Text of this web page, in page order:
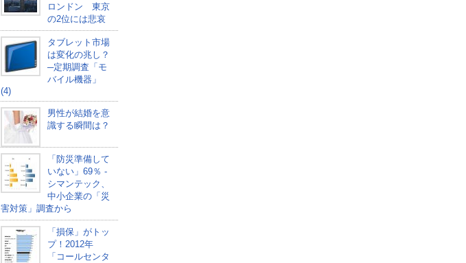
ロンドン 東京
の2位には悲哀
タブレット市場
は変化の兆し？
─定期調査「モ
バイル機器」
(4)
男性が結婚を意
識する瞬間は？
「防災準備して
いない」69％ -
シマンテック、
中小企業の「災
害対策」調査から
「損保」がトッ
プ！2012年
「コールセンタ